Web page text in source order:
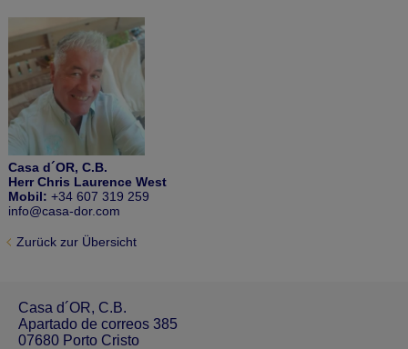
Casa d´OR, C.B.
Herr Chris Laurence West
Mobil: +34 607 319 259
info@casa-dor.com
Zurück zur Übersicht
Casa d´OR, C.B.
Apartado de correos 385
07680 Porto Cristo